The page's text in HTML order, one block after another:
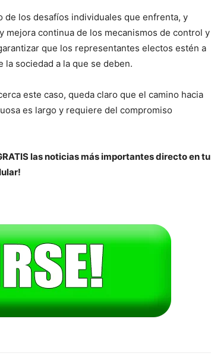
de los desafíos individuales que enfrenta, y
mejora continua de los mecanismos de control y
que los representantes electos estén a
la sociedad a la que se deben.
este caso, queda claro que el camino hacia
es largo y requiere del compromiso
las noticias más importantes directo en tu